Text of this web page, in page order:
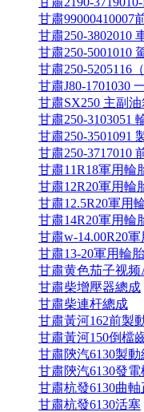
甘肅99000410007
甘肅250-3802010
甘肅250-5001010
甘肅250-5205116
甘肅J80-1701030
甘肅SX250 主副
甘肅250-3103051
甘肅250-3501091
甘肅250-3717010
甘肅11R18軍用輪
甘肅12R20軍用輪
甘肅12.5R20軍用
甘肅14R20軍用輪
甘肅w-14.00R20
甘肅13-20軍用輪胎
甘肅黄色茄子视频
甘肅柴增壓器總成
甘肅柴連杆總成
甘肅黃河162前製
甘肅黃河150倒檔
甘肅陝汽6130製動
甘肅陝汽6130發電
甘肅杭發6130曲
甘肅杭發6130活塞